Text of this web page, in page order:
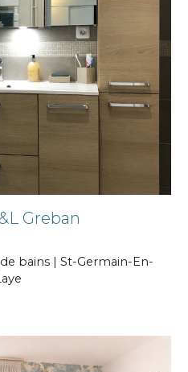
Greban
bains | St-Germain-En-